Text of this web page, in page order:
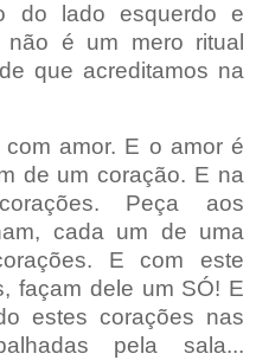
do lado esquerdo e
não é um mero ritual
que acreditamos na
amor. E o amor é
de um coração. E na
Peça aos
cada um de uma
E com este
façam dele um SÓ! E
estes corações nas
pela sala...